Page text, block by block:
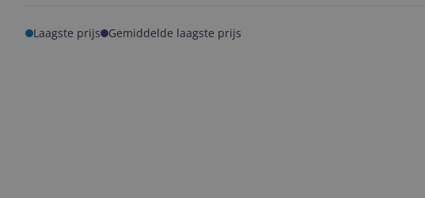
Laagste prijs Gemiddelde laagste prijs